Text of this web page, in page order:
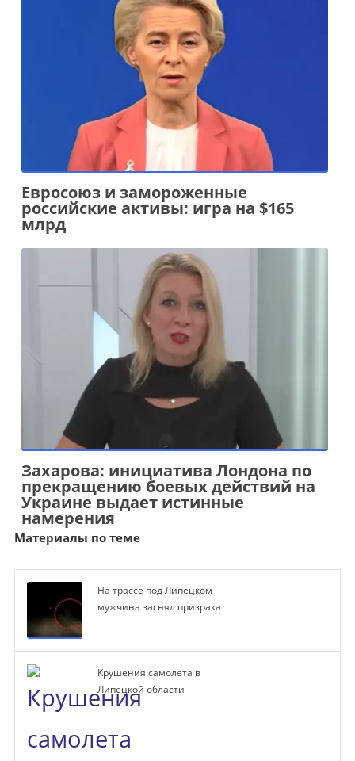
Евросоюз и замороженные
российские активы: игра на $165
млрд
Захарова: инициатива Лондона по
прекращению боевых действий на
Украине выдает истинные
намерения
Материалы по теме
На трассе под Липецком
мужчина заснял призрака
Крушения самолета в
Липецкой области